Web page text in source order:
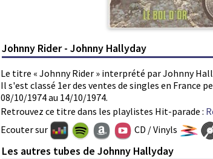
Johnny Rider - Johnny Hallyday
Le titre « Johnny Rider » interprété par Johnny
Il s'est classé 1er des ventes de singles en France
08/10/1974 au 14/10/1974.
Retrouvez ce titre dans les playlistes Hit-parade :
Ecouter sur CD / Vinyls
Les autres tubes de Johnny Hallyday